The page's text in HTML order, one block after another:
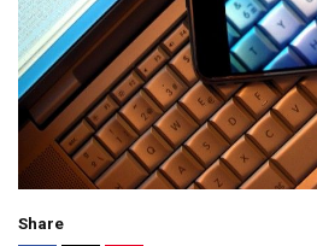
Share